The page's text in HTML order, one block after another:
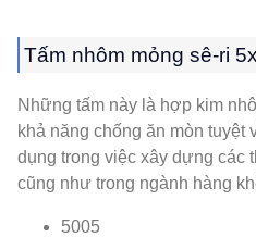
Tấm nhôm mỏng sê-ri
Những tấm này là hợp kim
khả năng chống ăn mòn
dụng trong việc xây dựng các
cũng như trong ngành hàng
5005